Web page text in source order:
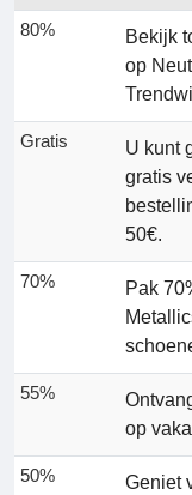
80%
Bekijk
op
Gratis
U kunt
gratis
50€.
70%
Pak
55%
op
50%
Geniet